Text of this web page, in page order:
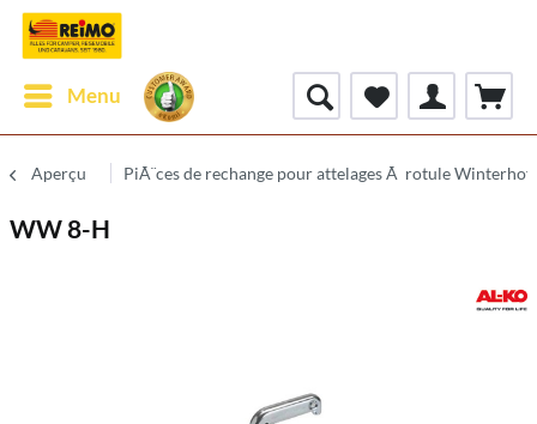
Menu
Aperçu PiÃ¨ces de rechange pour attelages Ã rotule Winterhoff
WW 8-H